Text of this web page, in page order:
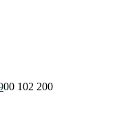
00 102 200